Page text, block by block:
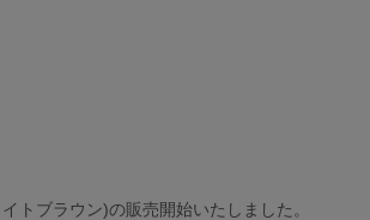
トブラウン)の販売開始いたしました。